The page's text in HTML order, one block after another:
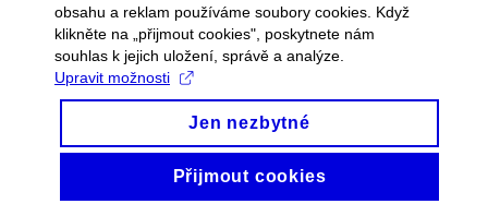
obsahu a reklam používáme soubory cookies. Když
klikněte na „přijmout cookies", poskytnete nám
souhlas k jejich uložení, správě a analýze.
Upravit možnosti
Jen nezbytné
Přijmout cookies